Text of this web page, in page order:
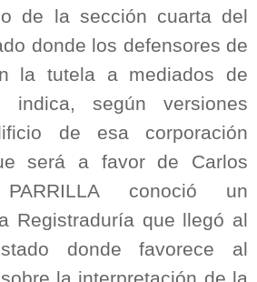
de la sección cuarta del
donde los defensores de
la tutela a mediados de
según versiones
de esa corporación
será a favor de Carlos
conoció un
Registraduría que llegó al
donde favorece al